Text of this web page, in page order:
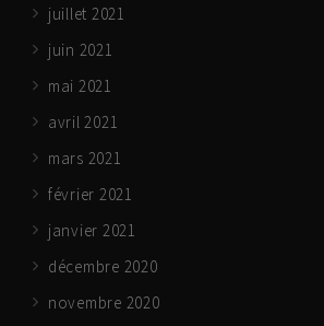
juillet 2021
juin 2021
mai 2021
avril 2021
mars 2021
février 2021
janvier 2021
décembre 2020
novembre 2020